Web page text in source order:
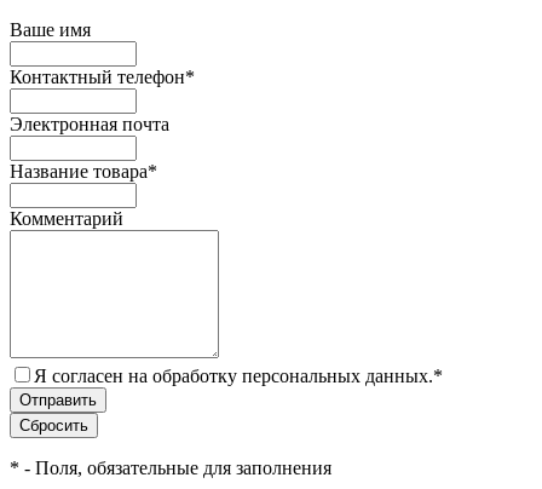
Ваше имя
Контактный телефон*
Электронная почта
Название товара*
Комментарий
Я согласен на обработку персональных данных.*
* - Поля, обязательные для заполнения